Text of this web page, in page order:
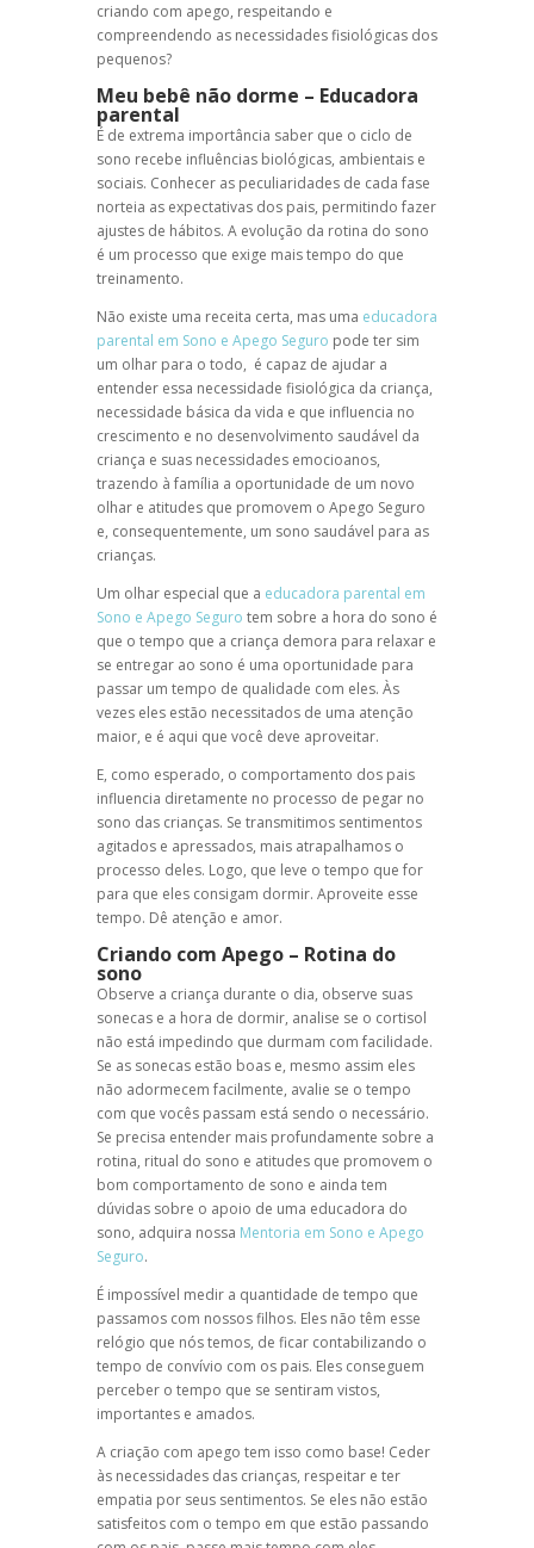
criando com apego, respeitando e
compreendendo as necessidades fisiológicas dos
pequenos?
Meu bebê não dorme – Educadora
parental
É de extrema importância saber que o ciclo de
sono recebe influências biológicas, ambientais e
sociais. Conhecer as peculiaridades de cada fase
norteia as expectativas dos pais, permitindo fazer
ajustes de hábitos. A evolução da rotina do sono
é um processo que exige mais tempo do que
treinamento.
Não existe uma receita certa, mas uma educadora
parental em Sono e Apego Seguro pode ter sim
um olhar para o todo, é capaz de ajudar a
entender essa necessidade fisiológica da criança,
necessidade básica da vida e que influencia no
crescimento e no desenvolvimento saudável da
criança e suas necessidades emocioanos,
trazendo à família a oportunidade de um novo
olhar e atitudes que promovem o Apego Seguro
e, consequentemente, um sono saudável para as
crianças.
Um olhar especial que a educadora parental em
Sono e Apego Seguro tem sobre a hora do sono é
que o tempo que a criança demora para relaxar e
se entregar ao sono é uma oportunidade para
passar um tempo de qualidade com eles. Às
vezes eles estão necessitados de uma atenção
maior, e é aqui que você deve aproveitar.
E, como esperado, o comportamento dos pais
influencia diretamente no processo de pegar no
sono das crianças. Se transmitimos sentimentos
agitados e apressados, mais atrapalhamos o
processo deles. Logo, que leve o tempo que for
para que eles consigam dormir. Aproveite esse
tempo. Dê atenção e amor.
Criando com Apego – Rotina do
sono
Observe a criança durante o dia, observe suas
sonecas e a hora de dormir, analise se o cortisol
não está impedindo que durmam com facilidade.
Se as sonecas estão boas e, mesmo assim eles
não adormecem facilmente, avalie se o tempo
com que vocês passam está sendo o necessário.
Se precisa entender mais profundamente sobre a
rotina, ritual do sono e atitudes que promovem o
bom comportamento de sono e ainda tem
dúvidas sobre o apoio de uma educadora do
sono, adquira nossa Mentoria em Sono e Apego
Seguro.
É impossível medir a quantidade de tempo que
passamos com nossos filhos. Eles não têm esse
relógio que nós temos, de ficar contabilizando o
tempo de convívio com os pais. Eles conseguem
perceber o tempo que se sentiram vistos,
importantes e amados.
A criação com apego tem isso como base! Ceder
às necessidades das crianças, respeitar e ter
empatia por seus sentimentos. Se eles não estão
satisfeitos com o tempo em que estão passando